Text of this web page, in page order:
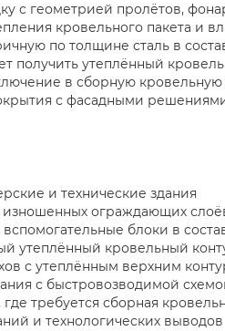
с геометрией пролётов,
кровельного пакета и
по толщине сталь в
получить утеплённый
в сборную
с фасадными
и технические здания
ограждающих
блоки в
утеплённый кровельный
с утеплённым верхним
с быстровозводимой
требуется сборная
и технологических выводов